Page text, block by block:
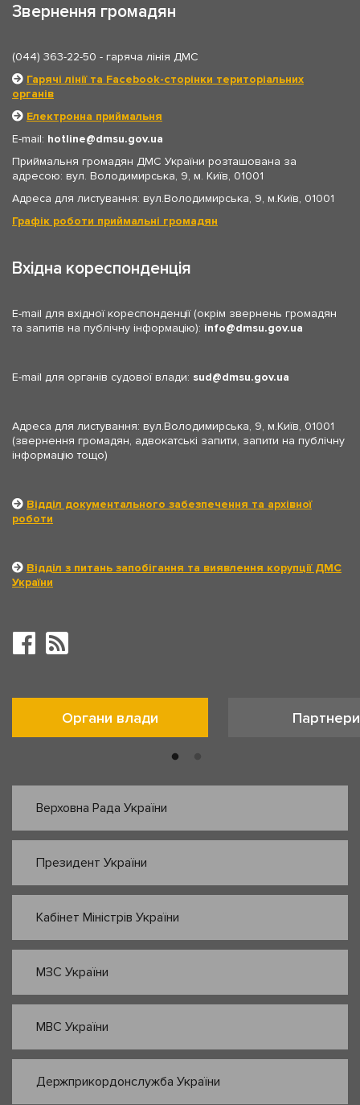
Звернення громадян
(044) 363-22-50 - гаряча лінія ДМС
Гарячі лінії та Facebook-сторінки територіальних
органів
Електронна приймальня
E-mail: hotline
dmsu.gov.ua
Приймальня громадян ДМС України розташована за
адресою: вул. Володимирська, 9, м. Київ, 01001
Адреса для листування: вул.Володимирська, 9, м.Київ, 01001
Графік роботи приймальні громадян
Вхідна кореспонденція
E-mail для вхідної кореспонденції (окрім звернень громадян
та запитів на публічну інформацію): info dmsu.gov.ua
E-mail для органів судової влади: sud dmsu.gov.ua
Адреса для листування: вул.Володимирська, 9, м.Київ, 01001
(звернення громадян, адвокатські запити, запити на публічну
інформацію тощо)
Відділ документального забезпечення та архівної
роботи
Відділ з питань запобігання та виявлення корупції ДМС
України
Органи влади Партнери
Верховна Рада України
Президент України
Кабінет Міністрів України
МЗС України
МВС України
Держприкордонслужба України